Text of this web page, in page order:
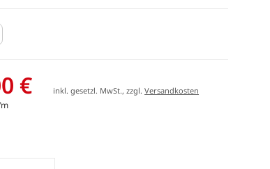
€ inkl. gesetzl. MwSt., zzgl.Versandkosten